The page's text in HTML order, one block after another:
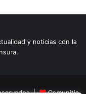
y noticias con la
| Comunitic